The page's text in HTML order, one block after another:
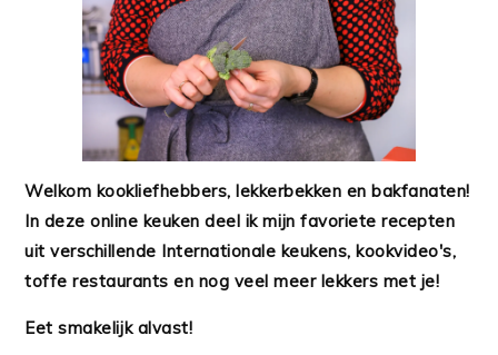
Welkom kookliefhebbers, lekkerbekken en bakfanaten!
In deze online keuken deel ik mijn favoriete recepten
uit verschillende Internationale keukens, kookvideo's,
toffe restaurants en nog veel meer lekkers met je!
Eet smakelijk alvast!